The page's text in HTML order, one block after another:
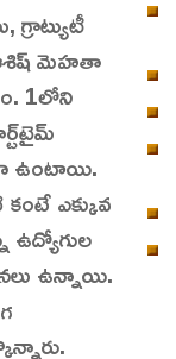
మెహతా
1లోని
ఉంటాయి.
ఎక్కువ
ఉద్యోగుల
ఉన్నాయి.